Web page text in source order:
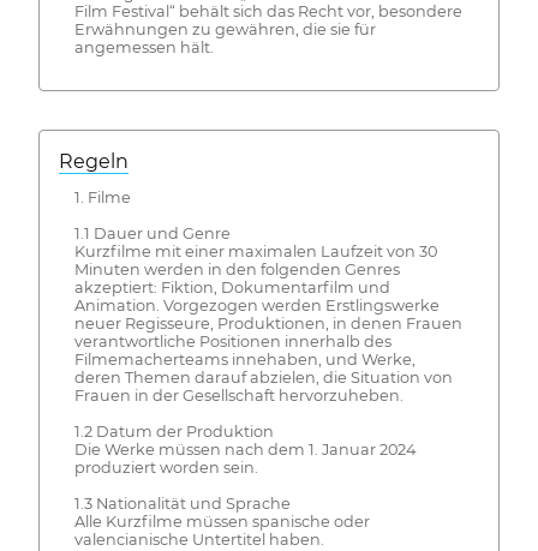
Film Festival“ behält sich das Recht vor, besondere
Erwähnungen zu gewähren, die sie für
angemessen hält.
Regeln
1. Filme
1.1 Dauer und Genre
Kurzfilme mit einer maximalen Laufzeit von 30
Minuten werden in den folgenden Genres
akzeptiert: Fiktion, Dokumentarfilm und
Animation. Vorgezogen werden Erstlingswerke
neuer Regisseure, Produktionen, in denen Frauen
verantwortliche Positionen innerhalb des
Filmemacherteams innehaben, und Werke,
deren Themen darauf abzielen, die Situation von
Frauen in der Gesellschaft hervorzuheben.
1.2 Datum der Produktion
Die Werke müssen nach dem 1. Januar 2024
produziert worden sein.
1.3 Nationalität und Sprache
Alle Kurzfilme müssen spanische oder
valencianische Untertitel haben.